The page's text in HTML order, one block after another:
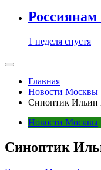
Россиянам
1 неделя спустя
Главная
Новости Москвы
Синоптик Ильин
Новости Москвы
Синоптик